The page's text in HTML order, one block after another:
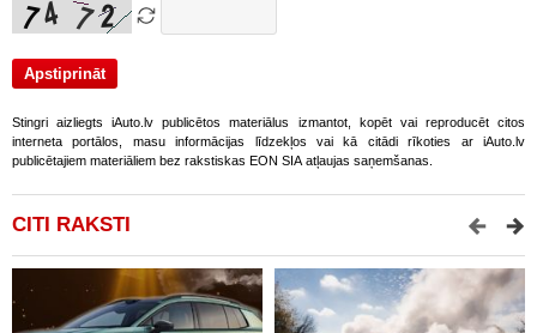
Stingri aizliegts iAuto.lv publicētos materiālus izmantot, kopēt vai reproducēt citos
interneta portālos, masu informācijas līdzekļos vai kā citādi rīkoties ar iAuto.lv
publicētajiem materiāliem bez rakstiskas EON SIA atļaujas saņemšanas.
CITI RAKSTI